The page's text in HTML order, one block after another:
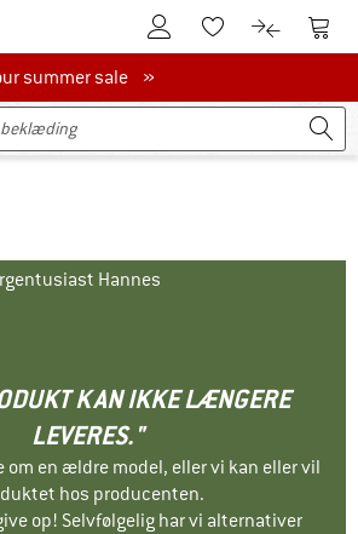
Til kundekontoenTil huskesedlen.
Til Til
summer sale
summer sale »
Hannes
KAN IKKE LÆNGERE
LEVERES."
om en ældre model, eller vi kan eller vil
hos producenten.
op! Selvfølgelig har vi alternativer